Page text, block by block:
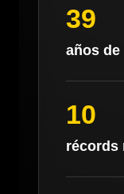
39
años
10
récords